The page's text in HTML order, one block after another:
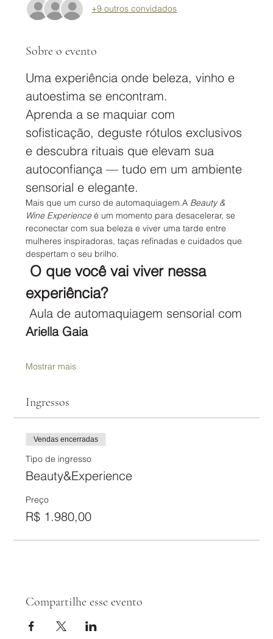
+9 outros convidados
Sobre o evento
Uma experiência onde beleza, vinho e
autoestima se encontram.
Aprenda a se maquiar com
sofisticação, deguste rótulos exclusivos
e descubra rituais que elevam sua
autoconfiança — tudo em um ambiente
sensorial e elegante.
Mais que um curso de automaquiagem.A Beauty &
Wine Experience é um momento para desacelerar, se
reconectar com sua beleza e viver uma tarde entre
mulheres inspiradoras, taças refinadas e cuidados que
despertam o seu brilho.
O que você vai viver nessa
experiência?
Aula de automaquiagem sensorial com
Ariella Gaia
Mostrar mais
Ingressos
Vendas encerradas
Tipo de ingresso
Beauty&Experience
Preço
R$ 1.980,00
Compartilhe esse evento